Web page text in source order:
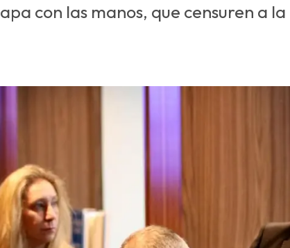
con las manos, que censuren a